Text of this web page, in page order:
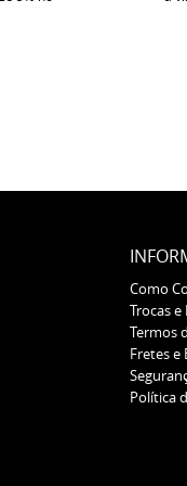
Como
Trocas
Termos
Fretes e
Política